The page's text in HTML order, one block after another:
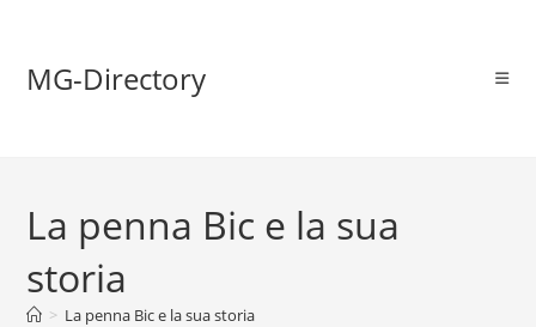
MG-Directory
La penna Bic e la sua
storia
> La penna Bic e la sua storia